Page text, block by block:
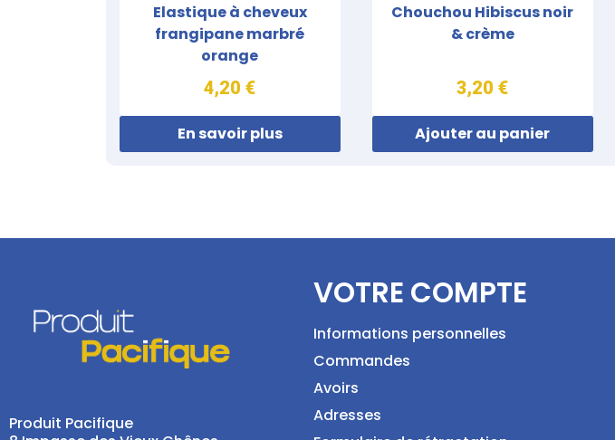
Elastique à cheveux
frangipane marbré
orange
4,20 €
En savoir plus
Chouchou Hibiscus noir
& crème
3,20 €
Ajouter au panier
Produit Pacifique
VOTRE COMPTE
Informations personnelles
Commandes
Avoirs
Adresses